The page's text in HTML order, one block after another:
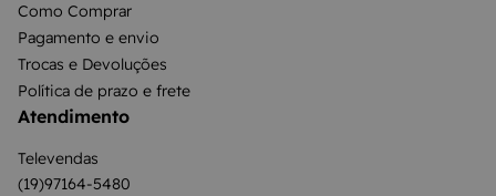
Como Comprar
Pagamento e envio
Trocas e Devoluções
Política de prazo e frete
Atendimento
Televendas
(19)97164-5480